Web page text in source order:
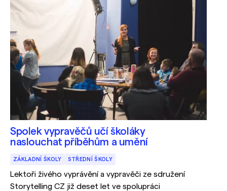
Spolek vypravěčů učí školáky
naslouchat příběhům a umění
ZÁKLADNÍ ŠKOLY STŘEDNÍ ŠKOLY
Lektoři živého vyprávění a vypravěči ze sdružení
Storytelling CZ již deset let ve spolupráci